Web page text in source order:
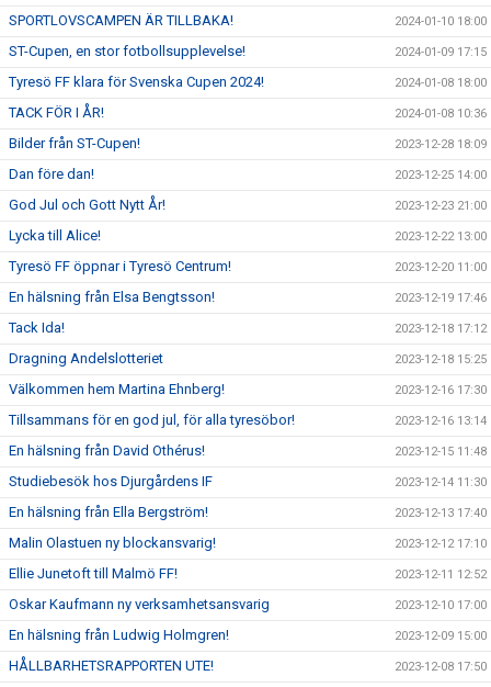
SPORTLOVSCAMPEN ÄR TILLBAKA! 2024-01-10 18:00
ST-Cupen, en stor fotbollsupplevelse! 2024-01-09 17:15
Tyresö FF klara för Svenska Cupen 2024! 2024-01-08 18:00
TACK FÖR I ÅR! 2024-01-08 10:36
Bilder från ST-Cupen! 2023-12-28 18:09
Dan före dan! 2023-12-25 14:00
God Jul och Gott Nytt År! 2023-12-23 21:00
Lycka till Alice! 2023-12-22 13:00
Tyresö FF öppnar i Tyresö Centrum! 2023-12-20 11:00
En hälsning från Elsa Bengtsson! 2023-12-19 17:46
Tack Ida! 2023-12-18 17:12
Dragning Andelslotteriet 2023-12-18 15:25
Välkommen hem Martina Ehnberg! 2023-12-16 17:30
Tillsammans för en god jul, för alla tyresöbor! 2023-12-16 13:14
En hälsning från David Othérus! 2023-12-15 11:48
Studiebesök hos Djurgårdens IF 2023-12-14 11:30
En hälsning från Ella Bergström! 2023-12-13 17:40
Malin Olastuen ny blockansvarig! 2023-12-12 17:10
Ellie Junetoft till Malmö FF! 2023-12-11 12:52
Oskar Kaufmann ny verksamhetsansvarig 2023-12-10 17:00
En hälsning från Ludwig Holmgren! 2023-12-09 15:00
HÅLLBARHETSRAPPORTEN UTE! 2023-12-08 17:50